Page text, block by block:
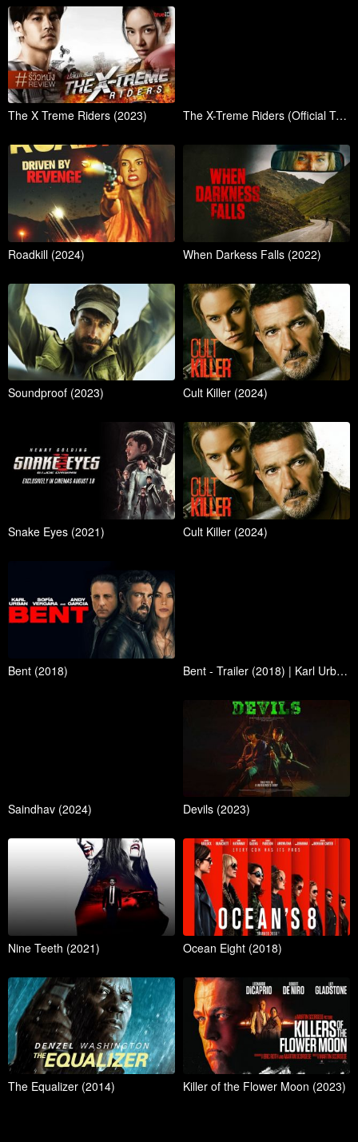
The X Treme Riders (2023) The X-Treme Riders (Official Trailer)
Roadkill (2024) When Darkess Falls (2022)
Soundproof (2023) Cult Killer (2024)
Snake Eyes (2021) Cult Killer (2024)
Bent (2018) Bent - Trailer (2018) | Karl Urban, Sofía Vergara, Andy Garcia
Saindhav (2024) Devils (2023)
Nine Teeth (2021) Ocean Eight (2018)
The Equalizer (2014) Killer of the Flower Moon (2023)